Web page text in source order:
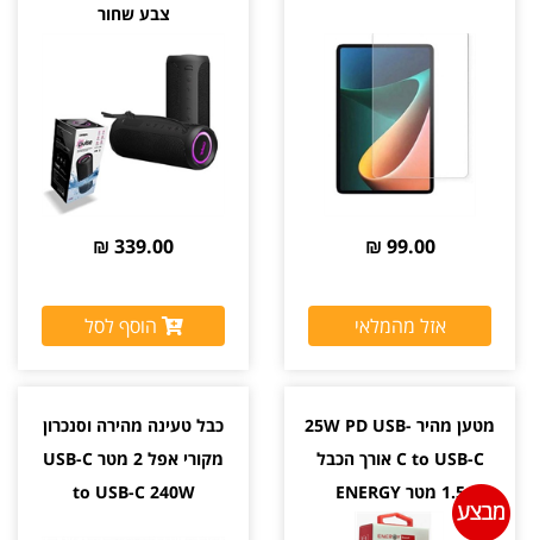
99.00 ₪
אזל מהמלאי
צבע שחור
339.00 ₪
הוסף לסל
מטען מהיר 25W PD USB-
C to USB-C אורך הכבל
1.5 מטר ENERGY
כבל טעינה מהירה וסנכרון
מקורי אפל 2 מטר USB-C
to USB-C 240W